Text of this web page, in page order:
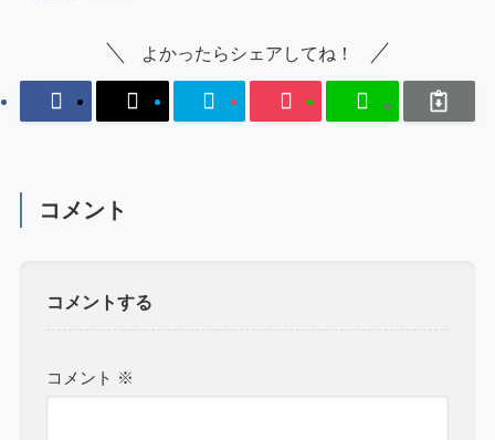
よかったらシェアしてね！
コメント
コメントする
コメント ※